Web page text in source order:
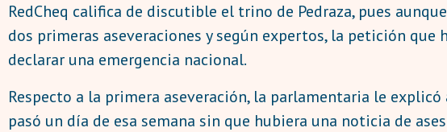
RedCheq califica de discutible el trino de Pedraza, pues
dos primeras aseveraciones y según expertos, la petición
declarar una emergencia nacional.
Respecto a la primera aseveración, la parlamentaria le
pasó un día de esa semana sin que hubiera una noticia de